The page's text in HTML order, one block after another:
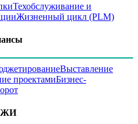
Техобслуживание и
Жизненный цикл (PLM)
Выставление
проектамиБизнес-